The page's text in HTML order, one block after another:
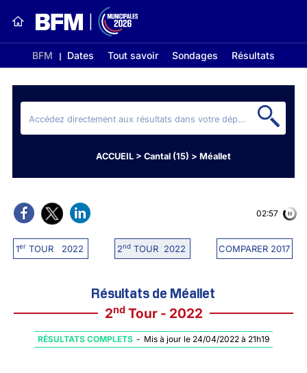
BFM Dates Tout savoir Sondages Résultats
ACCUEIL> Cantal (15) > Méallet
1erTOUR 2022 2ndTOUR 2022 COMPARER 2017
02:56
Résultats de Méallet
2ndTour - 2022
RÉSULTATS COMPLETS - Mis à jour le 24/04/2022 à 21h19